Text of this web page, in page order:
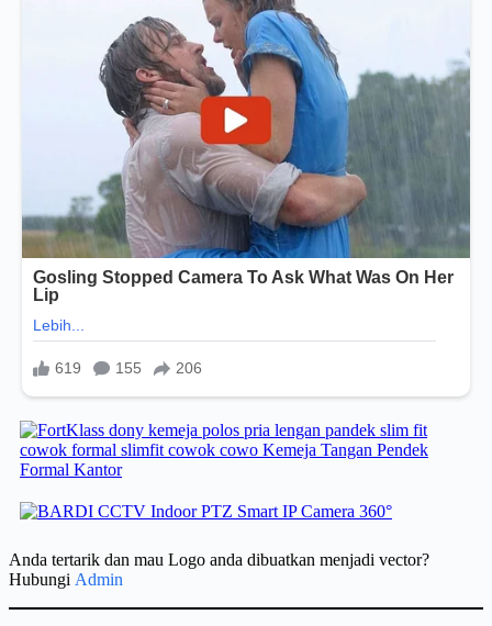
Anda tertarik dan mau Logo anda dibuatkan menjadi vector?
Hubungi Admin